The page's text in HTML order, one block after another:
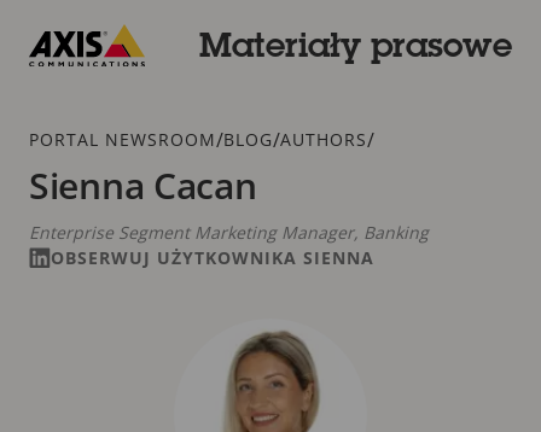
głównej
Materiały prasowe
Dodatek
PORTAL NEWSROOM/BLOG/AUTHORS/
Sienna Cacan
Enterprise Segment Marketing Manager, Banking
OBSERWUJ UŻYTKOWNIKA SIENNA